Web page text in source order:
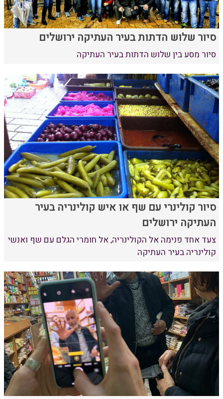
סיור שלוש הדתות בעיר העתיקה ירושלים
סיור מסע בין שלוש הדתות בעיר העתיקה
סיור קולינרי עם שף או איש קולינריה בעיר
העתיקה ירושלים
צעד אחד פנימה אל הקולינריה, אל חומרי הגלם עם שף ואנשי
קולינריה בעיר העתיקה